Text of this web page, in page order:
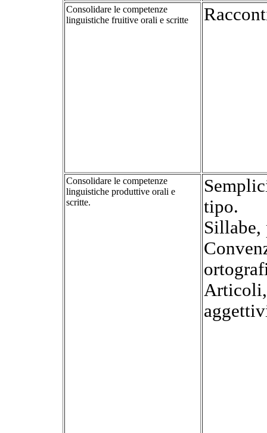
Consolidare le competenze
linguistiche fruitive orali e scritte
Consolidare le competenze
linguistiche produttive orali e
scritte.
tipo.
Sillabe,